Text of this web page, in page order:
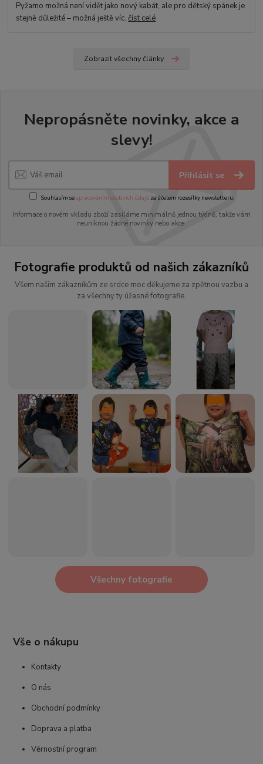
Pyžamo možná není vidět jako nový kabát, ale pro dětský spánek je
stejně důležité – možná ještě víc.číst celé
Zobrazit všechny články
Nepropásněte novinky, akce a
slevy!
Přihlásit se
Souhlasím se zpracováním osobních údajůza účelem rozesílky newsletteru.
Informace o novém vkladu zboží zasíláme minimálně jednou týdně, takže vám
neuniknou žádné novinky nebo akce.
Fotografie produktů od našich zákazníků
Všem našim zákazníkům ze srdce moc děkujeme za zpětnou vazbu a
za všechny ty úžasné fotografie.
Všechny fotografie
Vše o nákupu
Kontakty
O nás
Obchodní podmínky
Doprava a platba
Věrnostní program